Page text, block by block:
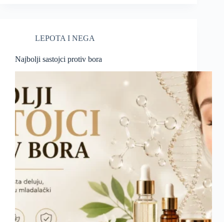
LEPOTA I NEGA
Najbolji sastojci protiv bora